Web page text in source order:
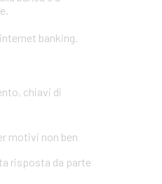
banking.
chiavi di
motivi non ben
risposta da parte